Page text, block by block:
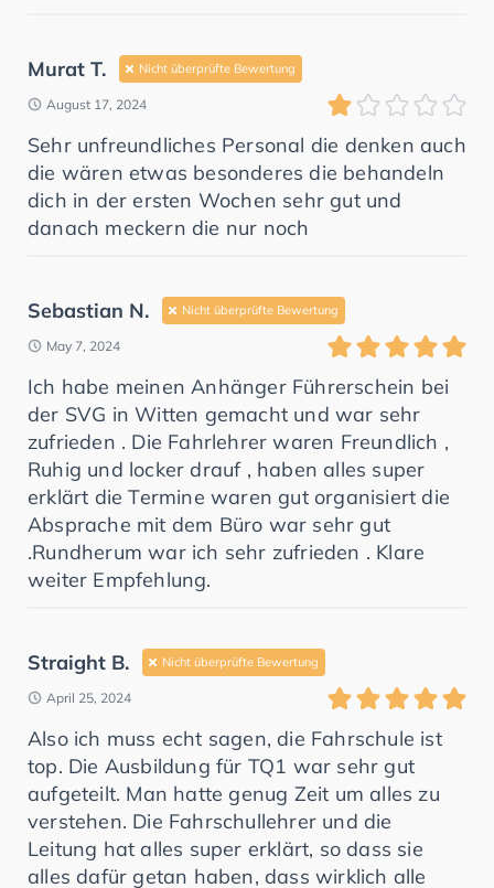
Murat T. Nicht überprüfte Bewertung
August 17, 2024
Sehr unfreundliches Personal die denken auch
die wären etwas besonderes die behandeln
dich in der ersten Wochen sehr gut und
danach meckern die nur noch
Sebastian N. Nicht überprüfte Bewertung
May 7, 2024
Ich habe meinen Anhänger Führerschein bei
der SVG in Witten gemacht und war sehr
zufrieden . Die Fahrlehrer waren Freundlich ,
Ruhig und locker drauf , haben alles super
erklärt die Termine waren gut organisiert die
Absprache mit dem Büro war sehr gut
.Rundherum war ich sehr zufrieden . Klare
weiter Empfehlung.
Straight B. Nicht überprüfte Bewertung
April 25, 2024
Also ich muss echt sagen, die Fahrschule ist
top. Die Ausbildung für TQ1 war sehr gut
aufgeteilt. Man hatte genug Zeit um alles zu
verstehen. Die Fahrschullehrer und die
Leitung hat alles super erklärt, so dass sie
alles dafür getan haben, dass wirklich alle